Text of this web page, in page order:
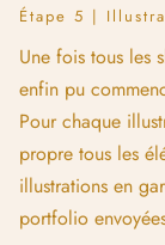
À cette étape
être sûr à 100%
Mais après
pû augmenter la